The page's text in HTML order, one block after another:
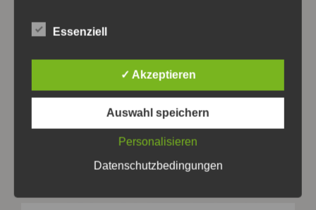
Essenziell
✓ Akzeptieren
Auswahl speichern
Personalisieren
Datenschutzbedingungen